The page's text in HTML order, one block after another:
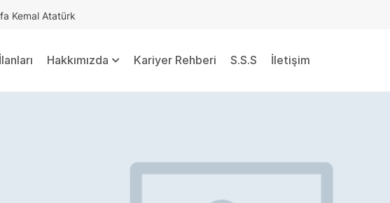
Kemal Atatürk
Hakkımızda Kariyer Rehberi S.S.S İletişim